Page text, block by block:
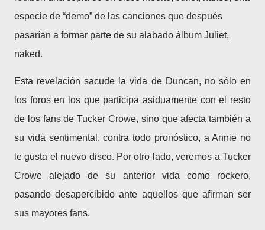
especie de “demo” de las canciones que después
pasarían a formar parte de su alabado álbum Juliet,
naked.
Esta revelación sacude la vida de Duncan, no sólo en
los foros en los que participa asiduamente con el resto
de los fans de Tucker Crowe, sino que afecta también a
su vida sentimental, contra todo pronóstico, a Annie no
le gusta el nuevo disco. Por otro lado, veremos a Tucker
Crowe alejado de su anterior vida como rockero,
pasando desapercibido ante aquellos que afirman ser
sus mayores fans.